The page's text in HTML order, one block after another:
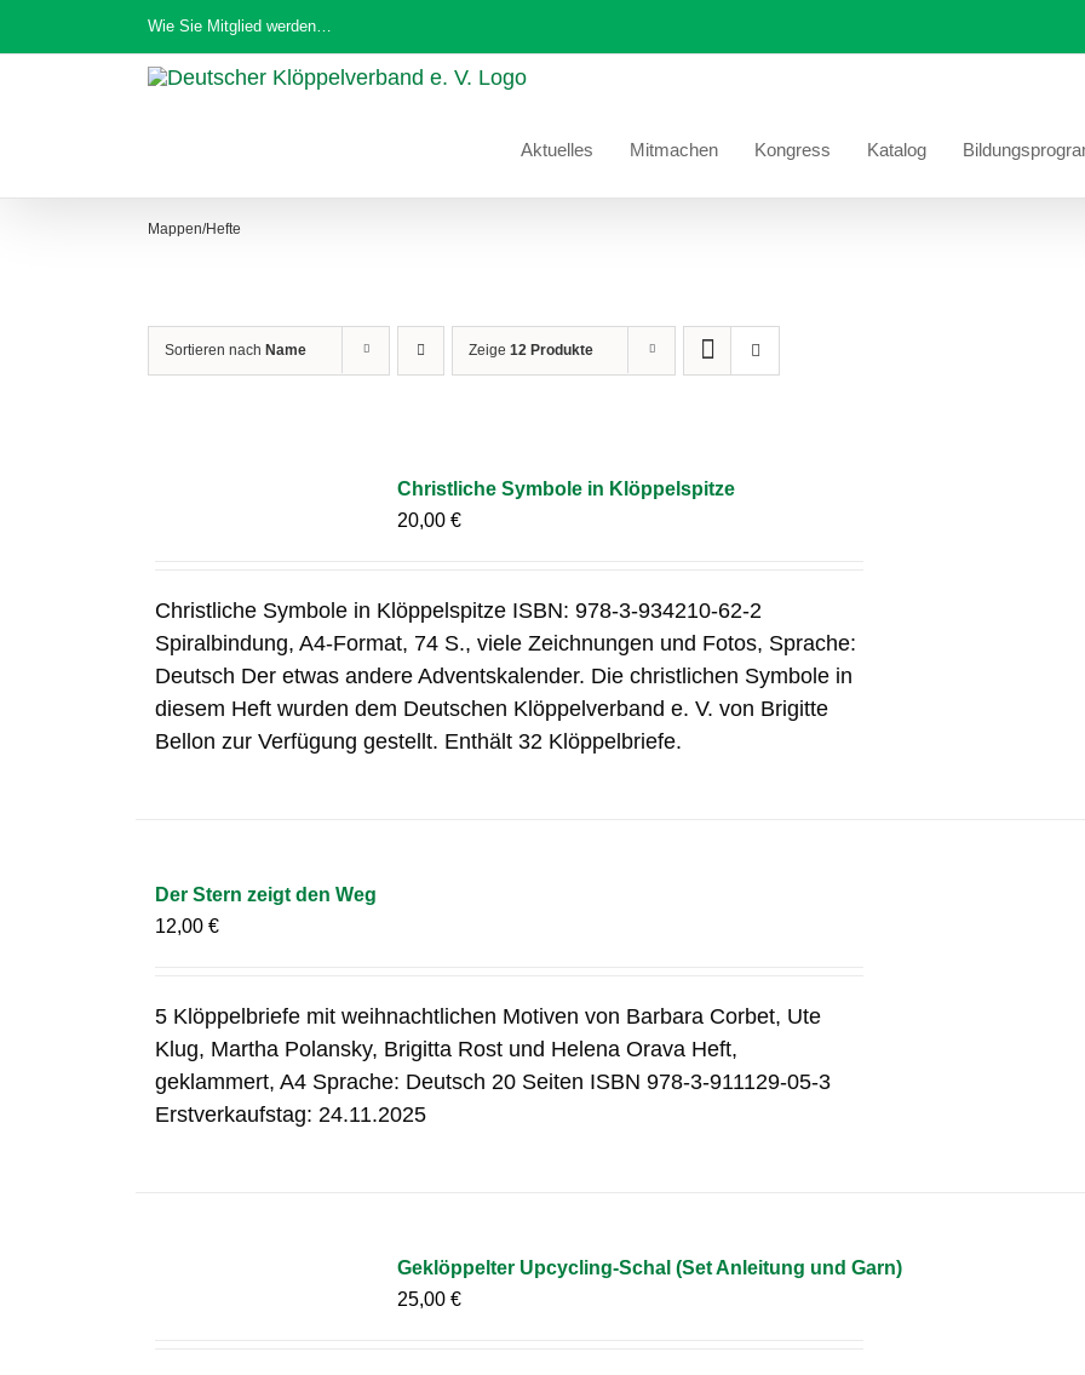
Inhalt
Wie Sie Mitglied werden…
Aktuelles Mitmachen Kongress Katalog
Mappen/Hefte
Sortieren nach Name Zeige 12 Produkte
Christliche Symbole in Klöppelspitze
20,00€
Christliche Symbole in Klöppelspitze ISBN: 978-3-934210-62-2
Spiralbindung, A4-Format, 74 S., viele Zeichnungen und Fotos, Sprache:
Deutsch Der etwas andere Adventskalender. Die christlichen Symbole in
diesem Heft wurden dem Deutschen Klöppelverband e. V. von Brigitte
Bellon zur Verfügung gestellt. Enthält 32 Klöppelbriefe.
Der Stern zeigt den Weg
12,00€
5 Klöppelbriefe mit weihnachtlichen Motiven von Barbara Corbet, Ute
Klug, Martha Polansky, Brigitta Rost und Helena Orava Heft,
geklammert, A4 Sprache: Deutsch 20 Seiten ISBN 978-3-911129-05-3
Erstverkaufstag: 24.11.2025
Geklöppelter Upcycling-Schal (Set Anleitung und Garn)
25,00€